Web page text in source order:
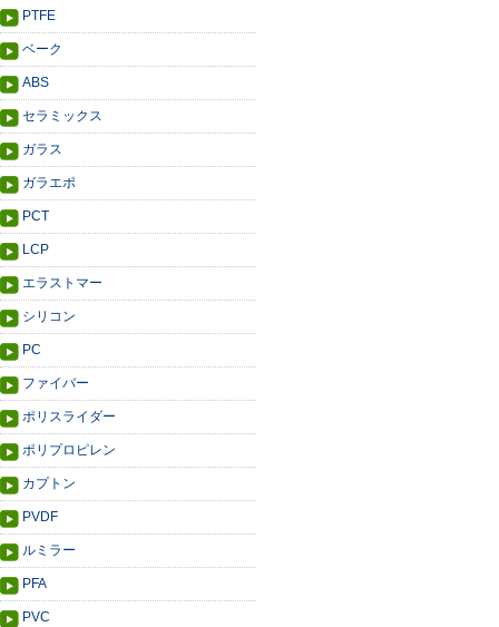
PTFE
ベーク
ABS
セラミックス
ガラス
ガラエポ
PCT
LCP
エラストマー
シリコン
PC
ファイバー
ポリスライダー
ポリプロピレン
カプトン
PVDF
ルミラー
PFA
PVC